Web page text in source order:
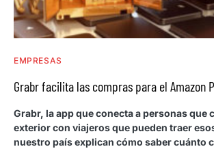
EMPRESAS
Grabr facilita las compras para el Amazon
Grabr, la app que conecta a personas que
exterior con viajeros que pueden traer
nuestro país explican cómo saber cuánto